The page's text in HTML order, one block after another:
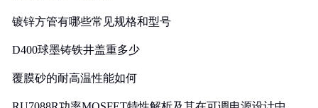
镀锌方管有哪些常见规格和型号
D400球墨铸铁井盖重多少
覆膜砂的耐高温性能如何